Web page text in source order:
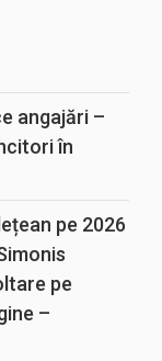
angajări –
în
pe 2026
pe
–